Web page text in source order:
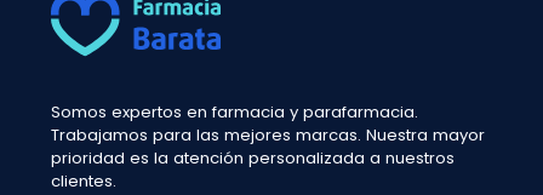
Somos expertos en farmacia y parafarmacia.
Trabajamos para las mejores marcas. Nuestra mayor
prioridad es la atención personalizada a nuestros
clientes.